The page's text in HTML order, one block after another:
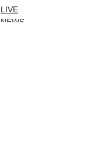
LIVE
NEWS